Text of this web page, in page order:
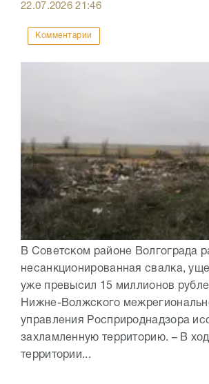
22.07.202621:46
Комментарии
В Советском районе Волгограда
несанкционированная свалка,
уже превысил 15 миллионов
Нижне-Волжского
управления Росприроднадзора
захламленную территорию. – В
территории...